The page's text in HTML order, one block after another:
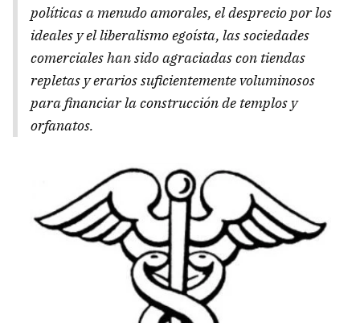
políticas a menudo amorales, el desprecio por los
ideales y el liberalismo egoísta, las sociedades
comerciales han sido agraciadas con tiendas
repletas y erarios suficientemente voluminosos
para financiar la construcción de templos y
orfanatos.